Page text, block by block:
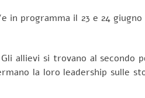
programma il 23 e 24 giugno
allievi si trovano al secondo
la loro leadership sulle